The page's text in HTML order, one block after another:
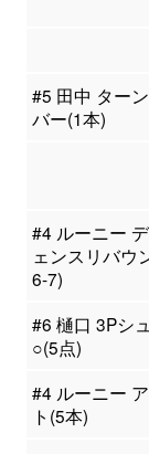
#5 田中 ター
バー(1本)
#4 ルーニー
ェンスリバウ
6-7)
#6 樋口 3Pシ
○(5点)
#4 ルーニー
ト(5本)